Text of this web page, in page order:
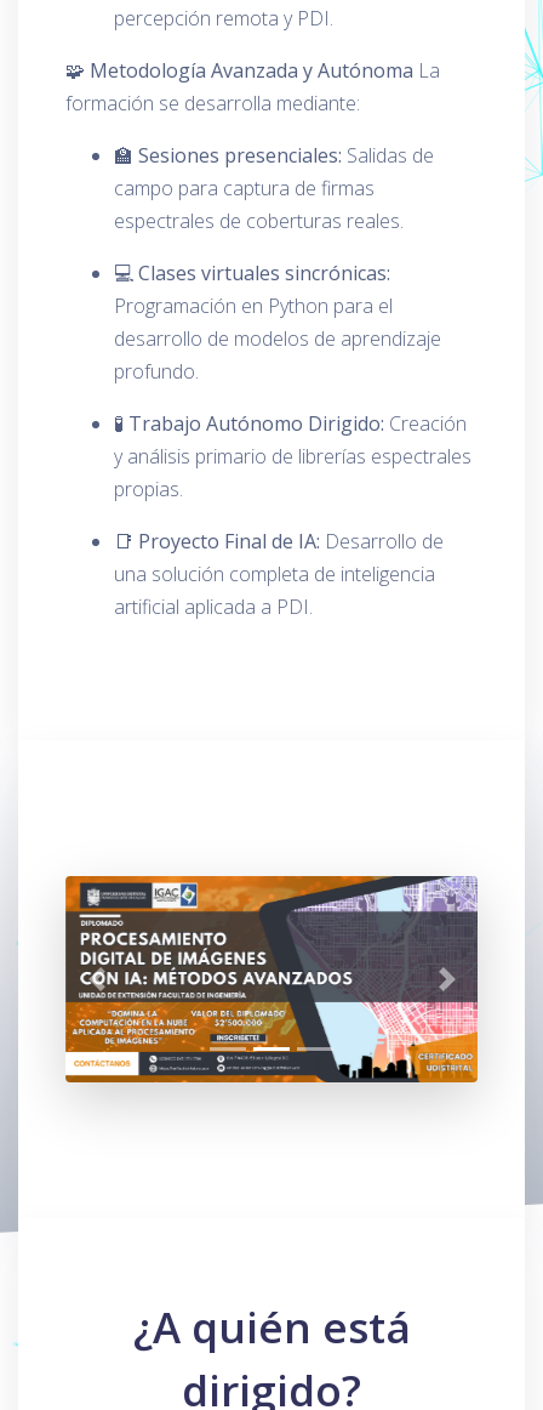
percepción remota y PDI.
🧩 Metodología Avanzada y Autónoma La
formación se desarrolla mediante:
🏫 Sesiones presenciales: Salidas de
campo para captura de firmas
espectrales de coberturas reales.
💻Clases virtuales sincrónicas:
Programación en Python para el
desarrollo de modelos de aprendizaje
profundo.
🧪 Trabajo Autónomo Dirigido: Creación
y análisis primario de librerías espectrales
propias.
📑 Proyecto Final de IA: Desarrollo de
una solución completa de inteligencia
artificial aplicada a PDI.
Siguiente Anterior
¿A quién está
dirigido?